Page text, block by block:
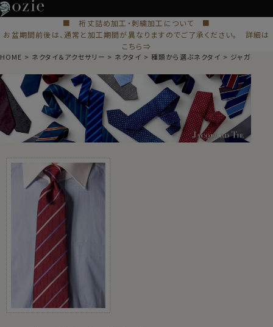
■ 裄丈詰め加工・刺繍加工について ■
お盆期間前後は、通常と加工期間が異なりますのでご了承ください。 詳細は
こちら⇒
HOME ネクタイ＆アクセサリー ネクタイ 種類から選ぶネクタイ ジャガード